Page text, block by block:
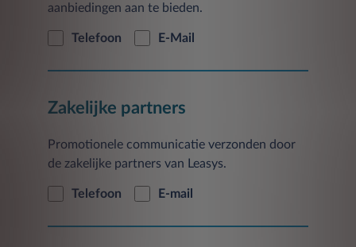
aanbiedingen aan te bieden.
Telefoon E-Mail
Zakelijke partners
Promotionele communicatie verzonden door
de zakelijke partners van Leasys.
Telefoon E-mail